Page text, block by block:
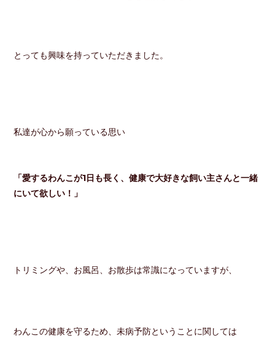
とっても興味を持っていただきました。
私達が心から願っている思い
「愛するわんこが1日も長く、健康で大好きな飼い主さんと一緒
にいて欲しい！」
トリミングや、お風呂、お散歩は常識になっていますが、
わんこの健康を守るため、未病予防ということに関しては